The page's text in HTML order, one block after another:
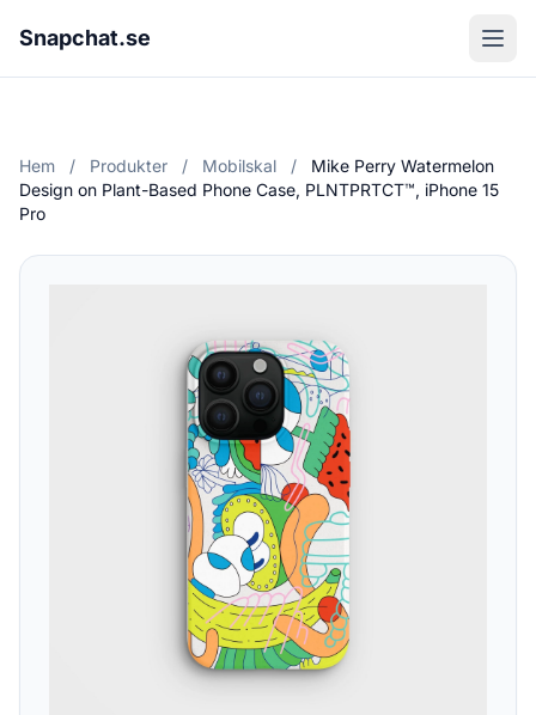
Snapchat.se
Hem / Produkter / Mobilskal /
Mike Perry Watermelon
Design on Plant-Based Phone Case, PLNTPRTCT™, iPhone 15
Pro